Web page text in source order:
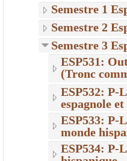
Semestre 1
Semestre 2
Semestre 3
ESP531:
(Tronc
ESP532:
espagnole
ESP533:
monde
ESP534: